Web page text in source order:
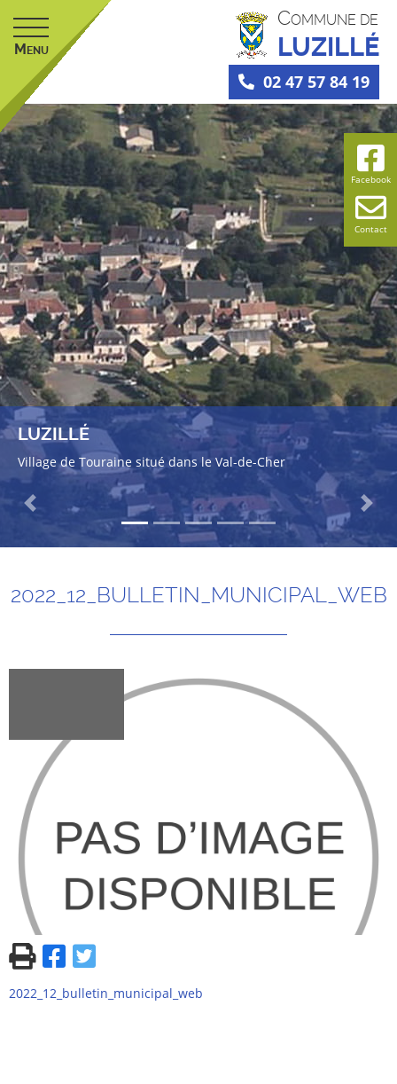
Facebook
Contact
M ENU
COMMUNE DE
LUZILLÉ
02 47 57 84 19
LUZILLÉ
Village de Touraine situé dans le Val-de-Cher
Previous Next
2022_12_BULLETIN_MUNICIPAL_WEB
2022_12_bulletin_municipal_web